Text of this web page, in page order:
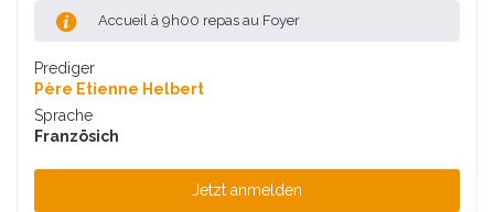
Accueil à 9h00 repas au Foyer
Prediger
Père Etienne Helbert
Sprache
Französich
Jetzt anmelden